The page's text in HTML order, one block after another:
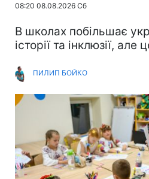
08:20 08.08.2026 Сб
В школах побільшає
історії та інклюзії, але
ПИЛИП БОЙКО